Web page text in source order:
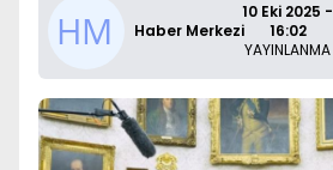
Haber Merkezi
10 Eki 2025 -
16:02
YAYINLANMA